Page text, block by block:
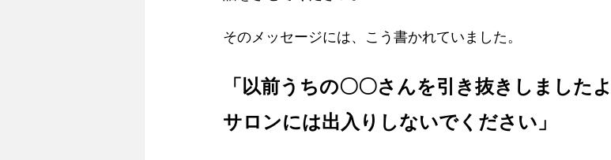
そのメッセージには、こう書かれていました。
「以前うちの〇〇さんを引き抜きしました
サロンには出入りしないでください」